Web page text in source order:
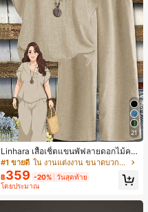
21
Linhara เสื้อเชิ้ตแขนพัฟลายดอกไม้คอ
ปกไม่สมมาตรสำหรับผู้หญิงไซส์ใหญ่ +
กางเกงลำลองทรงหลวมเอวยางยืด 2 ชิ้
น สำหรับฤดูใบไม้ผลิ/ฤดูร้อน
#1 ขายดี ใน งานแต่งงาน ขนาดบวก Co-Ords
฿359 -20% วันสุดท้าย
โดยประมาณ